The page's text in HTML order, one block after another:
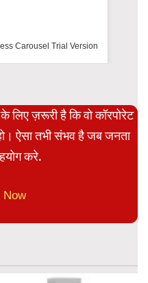
लिए ज़रूरी है कि वो कॉरपोरेट
ऐसा तभी संभव है जब जनता
करे.
Now